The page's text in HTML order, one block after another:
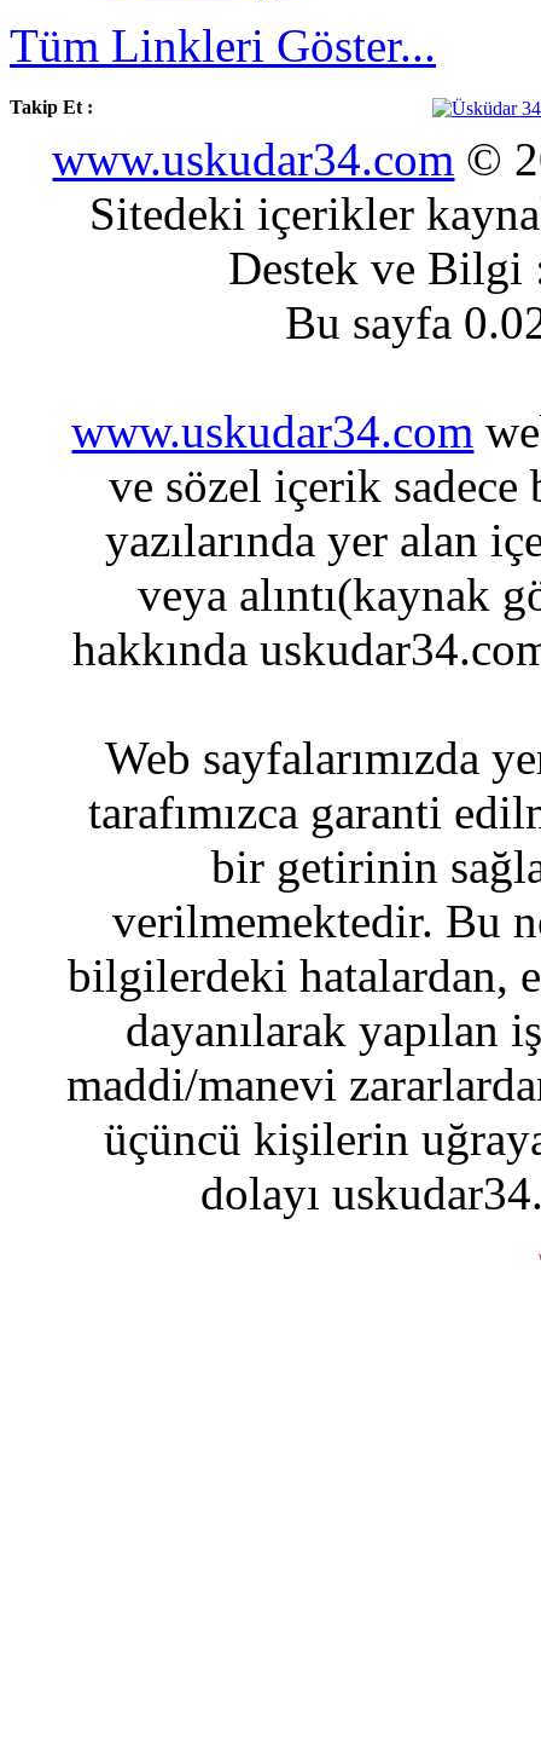
Tüm Linkleri Göster...
Takip Et :
www.uskudar34.com ©
Sitedeki içerikler
Destek ve
Bu sayfa
www.uskudar34.com
ve sözel içerik sadece
yazılarında yer alan
veya alıntı(kaynak
hakkında
Web sayfalarımızda
tarafımızca garanti
bir getirinin
verilmemektedir. Bu
bilgilerdeki hatalardan,
dayanılarak yapılan
maddi/manevi
üçüncü kişilerin
dolayı